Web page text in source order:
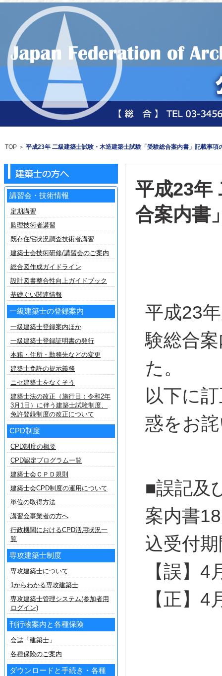
TOP ＞ 平成23年 二級建築士試験・木造建築士試験「受験総合案内書」記載事項
平成23年
合案内書
平成23
験総合
た。
以下に
惑をお
■誤記及
案内書
込受付
【誤】
【正】
講習会・技術情報
定期講習
監理技術者講習
既存住宅状況調査技術者講習
建築士会技術研修/講習会のご案内
総合図作成ガイドライン
設計図書整合性向上ガイドブック
基礎ぐい関連情報
一級建築士の登録案内
一級建築士登録案内ほか
一級建築士登録証明書の発行
本籍・住所・勤務先などの変更
建築士免許の提示義務
ニセ建築士をなくそう
建築士法の改正（施行日：令和2年
3月1日）に伴う建築士試験制度、
免許登録制度の改正について
CPD制度
CPD制度の概要
CPD認定プログラム一覧
建築士会ＣＰＤ規則
建築士会CPD制度の運用について
単位の取得方法
講習会事業者の方へ
行政機関におけるCPD活用状況一
覧
専攻建築士制度
専攻建築士について
1からわかる専攻建築士
専攻建築士管理システム(参加者用
ログイン)
刊行物案内と各種保険
会誌「建築士」
各種保険のご案内
ダウンロードと手続き・各種